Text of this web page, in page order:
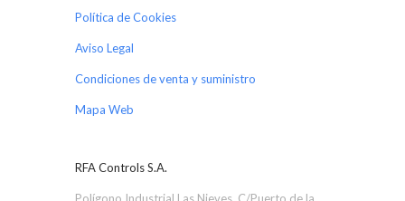
Política de Cookies
Aviso Legal
Condiciones de venta y suministro
Mapa Web
RFA Controls S.A.